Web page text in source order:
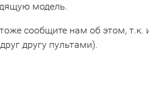
модель.
сообщите нам об этом, т.к.
другу пультами).